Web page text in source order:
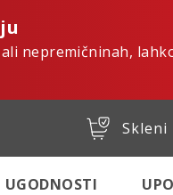
nepremičninah,
Skleni
UGODNOSTI